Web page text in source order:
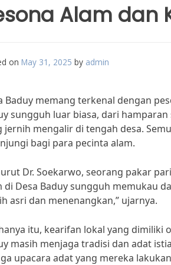
Alam dan
on May 31, 2025 by admin
Baduy memang terkenal dengan
sungguh luar biasa, dari
jernih mengalir di tengah desa.
bagi para pecinta alam.
Dr. Soekarwo, seorang pakar
di Desa Baduy sungguh memukau
asri dan menenangkan,” ujarnya.
itu, kearifan lokal yang dimiliki
masih menjaga tradisi dan adat
upacara adat yang mereka